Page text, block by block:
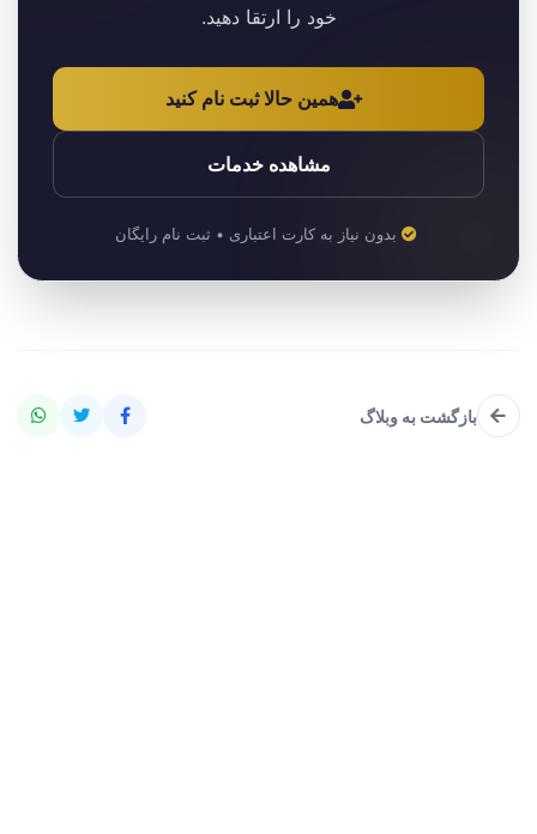
خود را ارتقا دهید.
همین حالا ثبت نام کنید
مشاهده خدمات
بدون نیاز به کارت اعتباری • ثبت نام رایگان
بازگشت به وبلاگ